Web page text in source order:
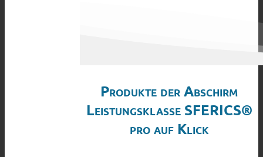
Produkte der Abschirm
Leistungsklasse SFERICS®
pro auf Klick